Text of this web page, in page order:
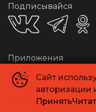
Сайт
авторизации
Принять
Подписывайся
Приложения